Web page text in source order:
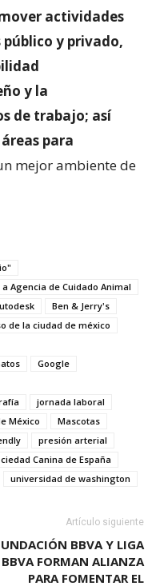
actividades
y privado,
y la
de trabajo; así
para
mejor ambiente de
a Agencia de Cuidado Animal
Ben & Jerry's
de la ciudad de méxico
Google
jornada laboral
México
Mascotas
presión arterial
Canina de España
universidad de washington
Artículo siguiente
BBVA Y LIGA
BBVA FORMAN ALIANZA
PARA FOMENTAR EL